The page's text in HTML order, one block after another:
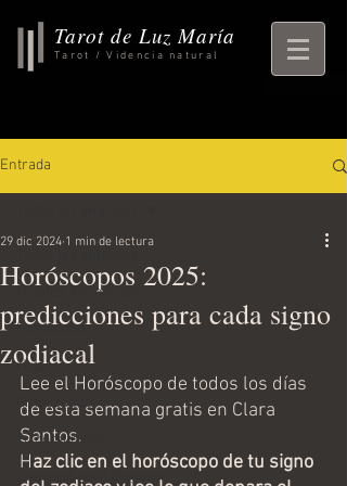
Tarot de Luz María
Tarot / Videncia natural
Entrada
rituales, horoscopo,
horoscopo
ritual
Empezando
Tu comunidad
Consejos para bloguear
Horóscopos 2025:
predicciones para cada signo
zodiacal
29 dic 2024 1 min de lectura
Lee el Horóscopo de todos los días
de esta semana gratis en Clara
Santos.
Haz clic en el horóscopo de tu signo